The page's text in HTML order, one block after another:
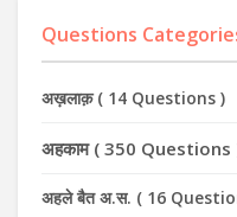
Questions
अख़लाक़( 14 Questions )
अहकाम ( 350 Questions
अहले बैत अ.स. ( 16